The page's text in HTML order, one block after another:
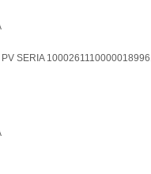
SERIA